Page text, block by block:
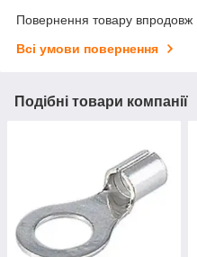
Повернення товару впродовж
Всі умови повернення
Подібні товари компанії